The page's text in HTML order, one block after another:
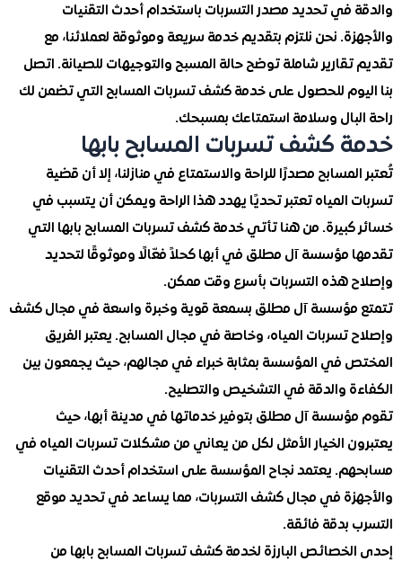
في تحديد مصدر التسربات باستخدام أحدث التقنيات
نحن نلتزم بتقديم خدمة سريعة وموثوقة لعملائنا، مع
شاملة توضح حالة المسبح والتوجيهات للصيانة. اتصل
للحصول على خدمة كشف تسربات المسابح التي تضمن لك
وسلامة استمتاعك بمسبحك.
كشف تسربات المسابح بابها
مصدرًا للراحة والاستمتاع في منازلنا، إلا أن قضية
المياه تعتبر تحديًا يهدد هذا الراحة ويمكن أن يتسبب في
من هنا تأتي خدمة كشف تسربات المسابح بابها التي
مؤسسة آل مطلق في أبها كحلاً فعّالًا وموثوقًا لتحديد
هذه التسربات بأسرع وقت ممكن.
مؤسسة آل مطلق بسمعة قوية وخبرة واسعة في مجال كشف
تسربات المياه، وخاصة في مجال المسابح. يعتبر الفريق
في المؤسسة بمثابة خبراء في مجالهم، حيث يجمعون بين
والدقة في التشخيص والتصليح.
آل مطلق بتوفير خدماتها في مدينة أبها، حيث
الخيار الأمثل لكل من يعاني من مشكلات تسربات المياه في
يعتمد نجاح المؤسسة على استخدام أحدث التقنيات
في مجال كشف التسربات، مما يساعد في تحديد موقع
بدقة فائقة.
البارزة لخدمة كشف تسربات المسابح بابها من